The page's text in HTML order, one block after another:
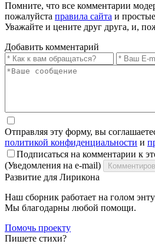
Помните, что все комментарии
пожалуйста правила сайта и
Уважайте и цените друг друга, и,
Добавить комментарий
Отправляя эту форму, вы
политикой конфиденциальности и
Подписаться на комментарии к
(Уведомления на e-mail)
Развитие для Лирикона
Наш сборник работает на голом
Мы благодарны любой помощи.
Помочь проекту
Пишете стихи?